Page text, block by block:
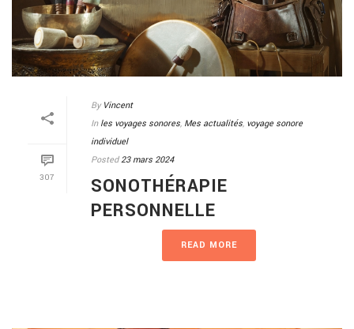
307
By Vincent
In les voyages sonores, Mes actualités, voyage sonore
individuel
Posted 23 mars 2024
SONOTHÉRAPIE
PERSONNELLE
READ MORE